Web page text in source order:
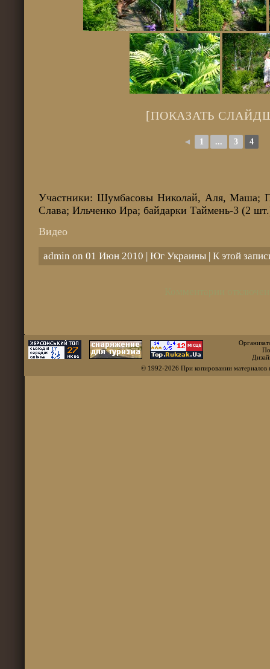
[ПОКАЗАТЬ
◄ 1 ... 3 4
Участники: Шумбасовы Николай, Аля, Маша;
Слава; Ильченко Ира; байдарки Таймень-3 (2
Видео
admin on 01 Июн 2010 | Юг Украины| К этой
© 1992-2026 При копировании материалов